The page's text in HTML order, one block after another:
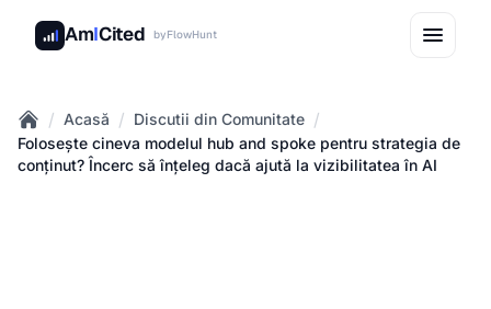
AmICited byFlowHunt
Home
/ Acasă / Discutii din Comunitate /
Folosește cineva modelul hub and spoke pentru strategia de
conținut? Încerc să înțeleg dacă ajută la vizibilitatea în AI